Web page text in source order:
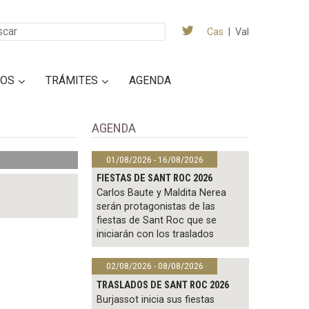
Cas Val
TRÁMITES AGENDA
AGENDA
01/08/2026 - 16/08/2026
FIESTAS DE SANT ROC 2026
Carlos Baute y Maldita Nerea
serán protagonistas de las
fiestas de Sant Roc que se
iniciarán con los traslados
02/08/2026 - 08/08/2026
TRASLADOS DE SANT ROC 2026
Burjassot inicia sus fiestas